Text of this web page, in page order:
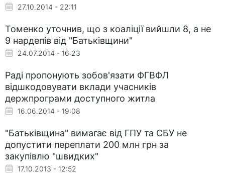
27.10.2014 - 22:11
Томенко уточнив, що з коаліції вийшли 8, а не
9 нардепів від "Батьківщини"
24.07.2014 - 16:23
Раді пропонують зобов'язати ФГВФЛ
відшкодовувати вклади учасників
держпрограми доступного житла
16.06.2014 - 19:08
"Батьківщина" вимагає від ГПУ та СБУ не
допустити переплати 200 млн грн за
закупівлю "швидких"
17.10.2013 - 12:52